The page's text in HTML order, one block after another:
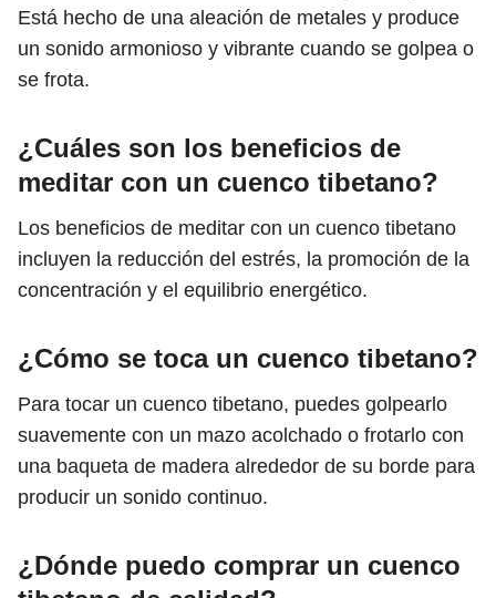
Está hecho de una aleación de metales y produce
un sonido armonioso y vibrante cuando se golpea o
se frota.
¿Cuáles son los beneficios de
meditar con un cuenco tibetano?
Los beneficios de meditar con un cuenco tibetano
incluyen la reducción del estrés, la promoción de la
concentración y el equilibrio energético.
¿Cómo se toca un cuenco tibetano?
Para tocar un cuenco tibetano, puedes golpearlo
suavemente con un mazo acolchado o frotarlo con
una baqueta de madera alrededor de su borde para
producir un sonido continuo.
¿Dónde puedo comprar un cuenco